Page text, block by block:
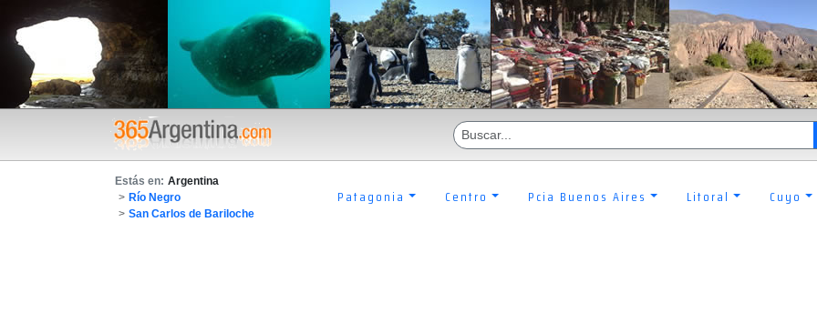
Estás en: Argentina
> Río Negro
> San Carlos de Bariloche
Patagonia Centro Pcia Buenos Aires Litoral Cuyo